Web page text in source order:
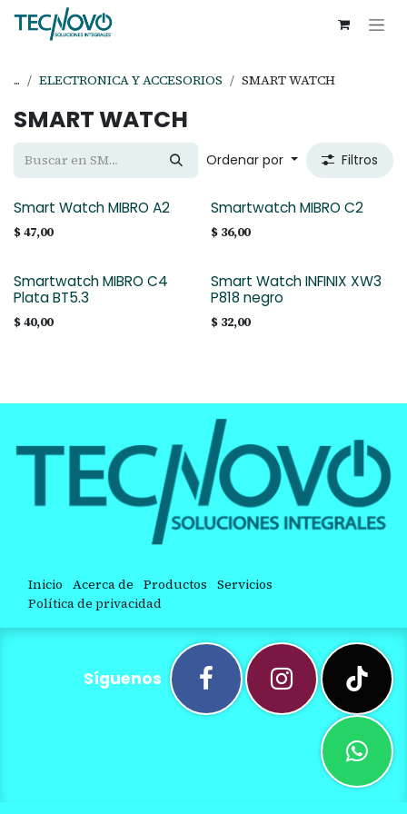
Ir al contenido
... ELECTRONICA Y ACCESORIOS SMART WATCH
SMART WATCH
Ordenar por Filtros
Smart Watch MIBRO A2
$47,00
Smartwatch MIBRO C2
$ 36,00
Smartwatch MIBRO C4
Plata BT5.3
$40,00
Smart Watch INFINIX XW3
P818 negro
$ 32,00
Inicio Acerca de Productos Servicios
Política de privacidad
Síguenos